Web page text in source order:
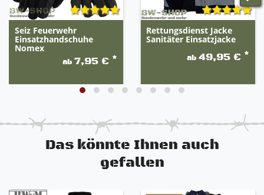
Seiz Feuerwehr
Einsatzhandschuhe
Nomex
ab7,95 € *
Rettungsdienst Jacke
Sanitäter Einsatzjacke
ab 49,95 € *
Das könnte Ihnen auch
gefallen